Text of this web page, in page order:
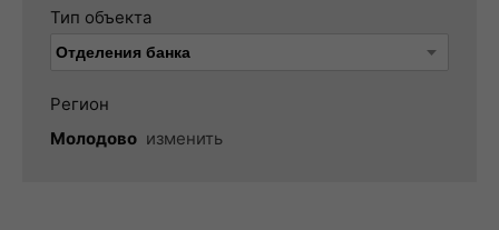
Тип объекта
Регион
Молодово изменить